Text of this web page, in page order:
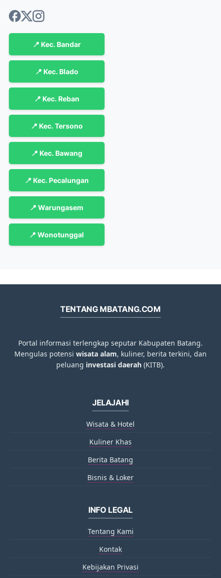
📍 Kec. Bandar
📍 Kec. Blado
📍 Kec. Reban
📍 Kec. Tersono
📍 Kec. Bawang
📍 Kec. Pecalungan
📍 Warungasem
📍 Wonotunggal
TENTANG MBATANG.COM
Portal informasi terlengkap seputar Kabupaten Batang.
Mengulas potensi wisata alam, kuliner, berita terkini, dan
peluang investasi daerah (KITB).
JELAJAHI
Wisata & Hotel
Kuliner Khas
Berita Batang
Bisnis & Loker
INFO LEGAL
Tentang Kami
Kontak
Kebijakan Privasi